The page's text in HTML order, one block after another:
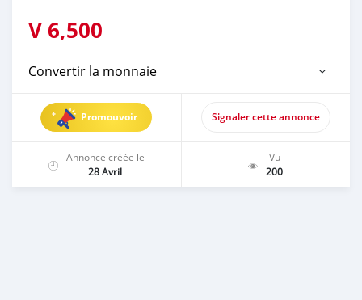
V 6,500
Convertir la monnaie
Promouvoir Signaler cette annonce
Annonce créée le
28 Avril
Vu
200